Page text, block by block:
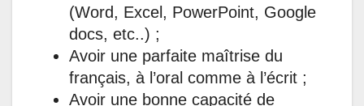
(Word, Excel, PowerPoint, Google
docs, etc..) ;
Avoir une parfaite maîtrise du
français, à l’oral comme à l’écrit ;
Avoir une bonne capacité de